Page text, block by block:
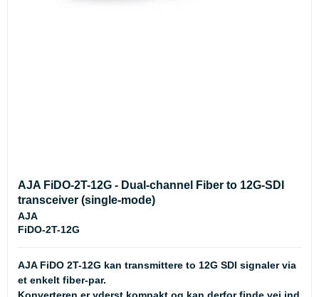
AJA FiDO-2T-12G - Dual-channel Fiber to 12G-SDI
transceiver (single-mode)
AJA
FiDO-2T-12G
AJA FiDO 2T-12G kan transmittere to 12G SDI signaler via
et enkelt fiber-par.